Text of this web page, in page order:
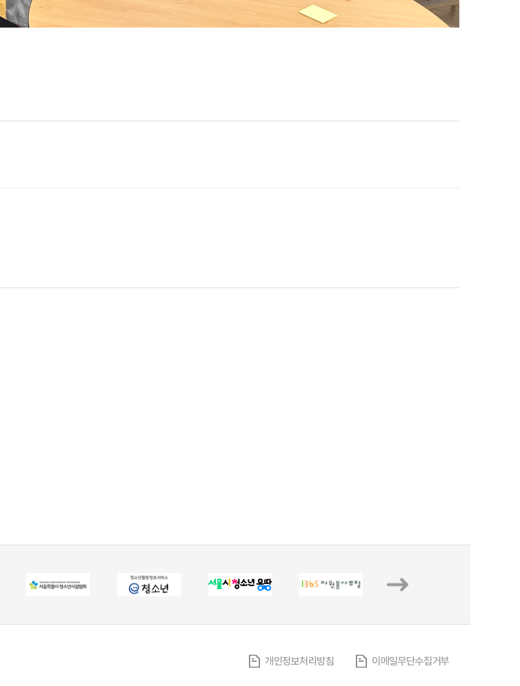
개인정보처리방침 이메일무단수집거부